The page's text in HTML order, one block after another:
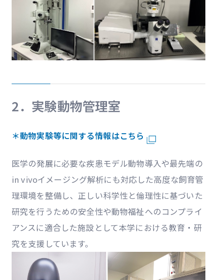
2．実験動物管理室
＊動物実験等に関する情報はこちら
医学の発展に必要な疾患モデル動物導入や最先端の
in vivoイメージング解析にも対応した高度な飼育管
理環境を整備し、正しい科学性と倫理性に基づいた
研究を行うための安全性や動物福祉へのコンプライ
アンスに適合した施設として本学における教育・研
究を支援しています。